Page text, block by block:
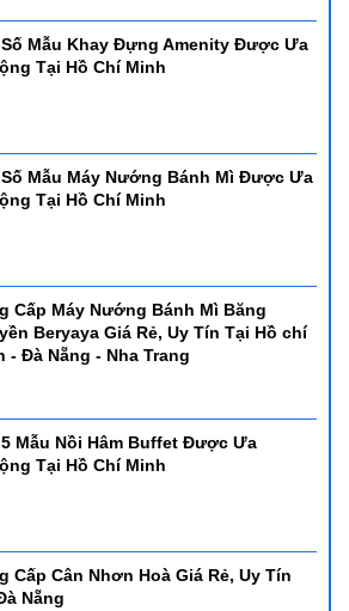
Mẫu Khay Đựng Amenity Được Ưa
Tại Hồ Chí Minh
Mẫu Máy Nướng Bánh Mì Được Ưa
Tại Hồ Chí Minh
Cấp Máy Nướng Bánh Mì Băng
Beryaya Giá Rẻ, Uy Tín Tại Hồ chí
- Đà Nẵng - Nha Trang
Mẫu Nồi Hâm Buffet Được Ưa
Tại Hồ Chí Minh
Cấp Cân Nhơn Hoà Giá Rẻ, Uy Tín
Nẵng